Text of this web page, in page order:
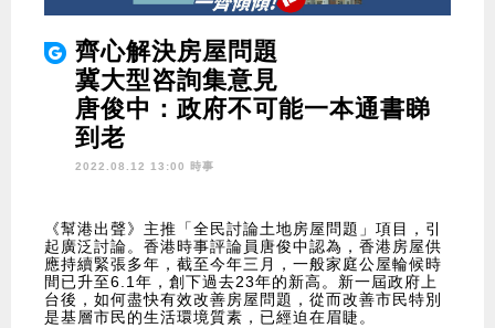
齊心解決房屋問題
冀大型咨詢集意見
唐俊中：政府不可能一本通書睇
到老
2022.08.12 13:00 時事
《幫港出聲》主推「全民討論土地房屋問題」項目，引
起廣泛討論。香港時事評論員唐俊中認為，香港房屋供
應持續緊張多年，截至今年三月，一般家庭公屋輪候時
間已升至6.1年，創下過去23年的新高。新一屆政府上
台後，如何盡快有效改善房屋問題，從而改善市民特別
是基層市民的生活環境質素，已經迫在眉睫。